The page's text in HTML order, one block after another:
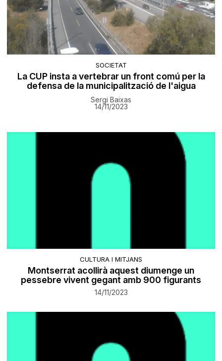
SOCIETAT
La CUP insta a vertebrar un front comú per la
defensa de la municipalització de l'aigua
Sergi Baixas
14/11/2023
CULTURA I MITJANS
Montserrat acollirà aquest diumenge un
pessebre vivent gegant amb 900 figurants
14/11/2023